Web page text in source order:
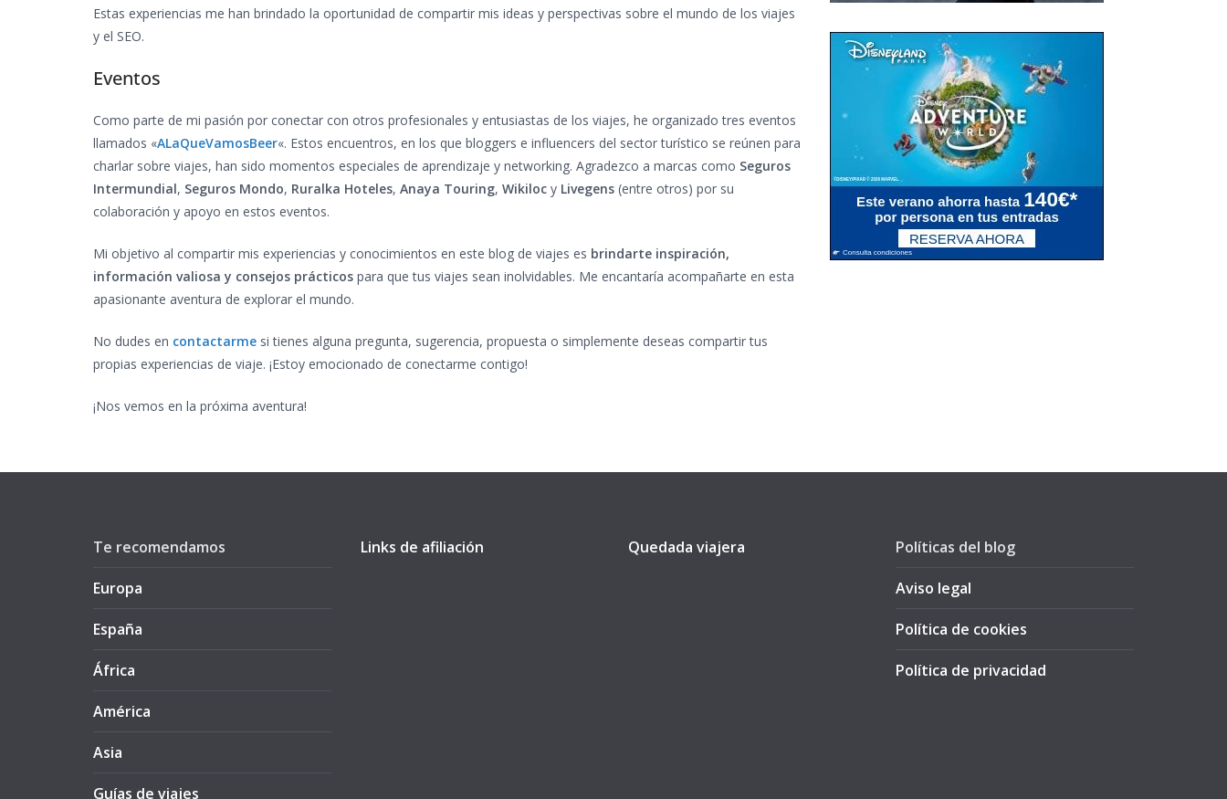
Estas experiencias me han brindado la oportunidad de compartir mis ideas y perspectivas sobre el mundo de los viajes
y el SEO.
Eventos
Como parte de mi pasión por conectar con otros profesionales y entusiastas de los viajes, he organizado tres eventos
llamados «ALaQueVamosBeer«. Estos encuentros, en los que bloggers e influencers del sector turístico se reúnen para
charlar sobre viajes, han sido momentos especiales de aprendizaje y networking. Agradezco a marcas como Seguros
Intermundial, Seguros Mondo, Ruralka Hoteles, Anaya Touring, Wikiloc y Livegens (entre otros) por su
colaboración y apoyo en estos eventos.
Mi objetivo al compartir mis experiencias y conocimientos en este blog de viajes es brindarte inspiración,
información valiosa y consejos prácticos para que tus viajes sean inolvidables. Me encantaría acompañarte en esta
apasionante aventura de explorar el mundo.
No dudes en contactarme si tienes alguna pregunta, sugerencia, propuesta o simplemente deseas compartir tus
propias experiencias de viaje. ¡Estoy emocionado de conectarme contigo!
¡Nos vemos en la próxima aventura!
Te recomendamos
Europa
España
África
América
Asia
Guías de viajes
Links de afiliación Quedada viajera Políticas del blog
Aviso legal
Política de cookies
Política de privacidad